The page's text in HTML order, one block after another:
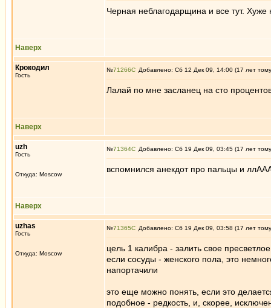
Черная неблагодарщина и все тут. Хуже
Наверх
Крокодил
Гость
№71266 Добавлено: Сб 12 Дек 09, 14:00 (17 лет
Лалай по мне засланец на сто
Наверх
uzh
Гость
Откуда: Moscow
№71364 Добавлено: Сб 19 Дек 09, 03:45 (17 лет
вспомнился анекдот про пальцы и
Наверх
uzhas
Гость
Откуда: Moscow
№71365 Добавлено: Сб 19 Дек 09, 03:58 (17 лет
цель 1 калибра - залить свое
если сосуды - женского пола, это
напортачили
это еще можно понять, если это
подобное - редкость, и, скорее,